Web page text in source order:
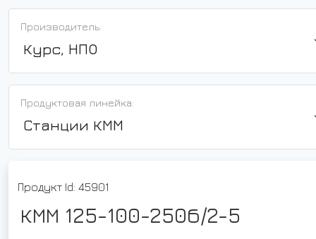
Производитель:
Курс, НПО
Продуктовая линейка:
Станции КММ
Продукт Id: 45901
КММ 125-100-250б/2-5